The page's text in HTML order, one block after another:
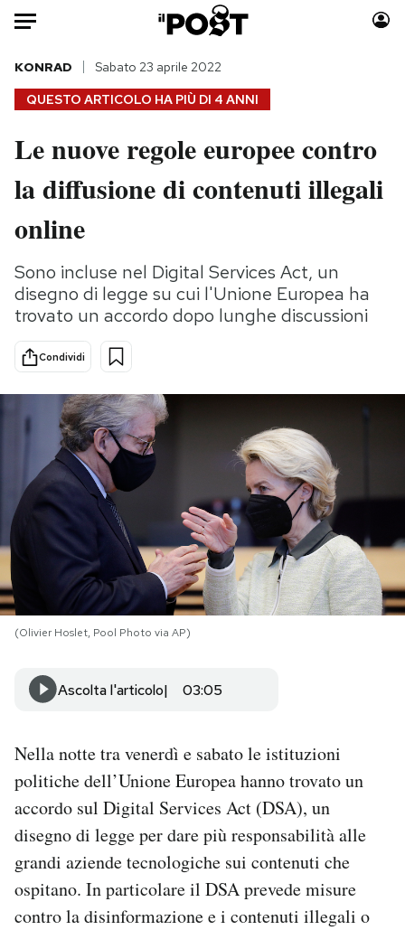
Auto
HOME
Italia
Politica
Tecnologia
Scienza
Cultura
Sport
Moda
Consumismi
Media
Europa
PODCAST
NEWSLETTER
I MIEI PREFERITI
SHOP
CALENDARIO
Area Personale
Newsletter
Regala il Post
Hai bisogno di aiuto?
Esci
QUESTO ARTICOLO HA PIÙ DI 4 ANNI
KONRAD Sabato 23 aprile 2022
Le nuove regole europee contro
la diffusione di contenuti illegali
online
Sono incluse nel Digital Services Act, un
disegno di legge su cui l'Unione Europea ha
trovato un accordo dopo lunghe discussioni
Condividi
(Olivier Hoslet, Pool Photo via AP)
Ascolta l'articolo 03:05
Nella notte tra venerdì e sabato le istituzioni
politiche dell’Unione Europea hanno trovato un
accordo sul Digital Services Act (DSA), un
disegno di legge per dare più responsabilità alle
grandi aziende tecnologiche sui contenuti che
ospitano. In particolare il DSA prevede misure
contro la disinformazione e i contenuti illegali o